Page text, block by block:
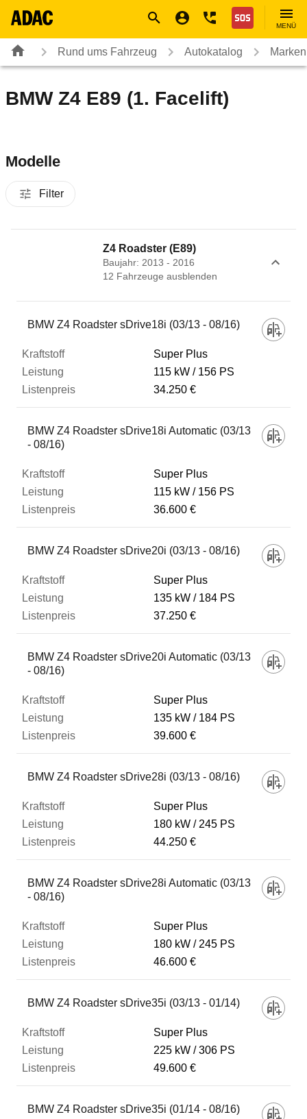
Nothilfe
MENÜ
Rund ums Fahrzeug Autokatalog
BMW Z4 E89 (1. Facelift)
Modelle
Filter
Z4 Roadster (E89)
Baujahr: 2013 - 2016
12 Fahrzeuge ausblenden
Fahrzeug
Kraftstoff
Leistung
Listenpreis
Zum Vergleich hinzufügen
BMW Z4 Roadster sDrive18i (03/13 - 08/16)
Super Plus
115 kW
156 PS
34.250 €
BMW Z4 Roadster sDrive18i Automatic (03/13
- 08/16)
Super Plus
115 kW
156 PS
36.600 €
BMW Z4 Roadster sDrive20i (03/13 - 08/16)
Super Plus
135 kW
184 PS
37.250 €
BMW Z4 Roadster sDrive20i Automatic (03/13
- 08/16)
Super Plus
135 kW
184 PS
39.600 €
BMW Z4 Roadster sDrive28i (03/13 - 08/16)
Super Plus
180 kW
245 PS
44.250 €
BMW Z4 Roadster sDrive28i Automatic (03/13
- 08/16)
Super Plus
180 kW
245 PS
46.600 €
BMW Z4 Roadster sDrive35i (03/13 - 01/14)
Super Plus
225 kW
306 PS
49.600 €
BMW Z4 Roadster sDrive35i (01/14 - 08/16)